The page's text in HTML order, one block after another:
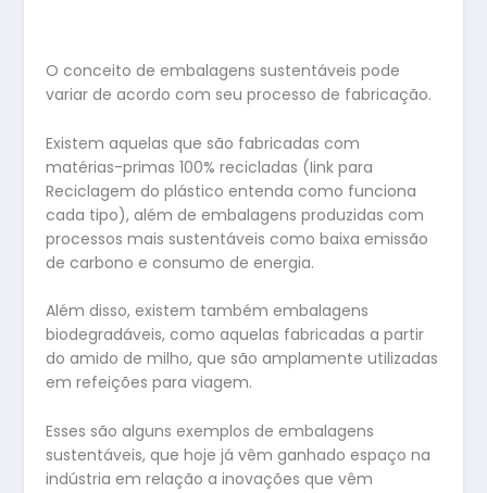
O conceito de embalagens sustentáveis pode
variar de acordo com seu processo de fabricação.
Existem aquelas que são fabricadas com
matérias-primas 100% recicladas (Iink para
Reciclagem do plástico entenda como funciona
cada tipo), além de embalagens produzidas com
processos mais sustentáveis como baixa emissão
de carbono e consumo de energia.
Além disso, existem também embalagens
biodegradáveis, como aquelas fabricadas a partir
do amido de milho, que são amplamente utilizadas
em refeições para viagem.
Esses são alguns exemplos de embalagens
sustentáveis, que hoje já vêm ganhado espaço na
indústria em relação a inovações que vêm